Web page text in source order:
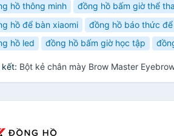
hồ thông minh
đồng hồ bấm giờ thể
hồ để bàn xiaomi
đồng hồ báo thức
hồ led
đồng hồ bấm giờ học tập
kết: Bột kẻ chân mày Brow Master